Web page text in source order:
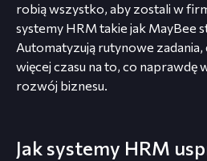
robią wszystko, aby zostali w
systemy HRM takie jak MayBee
Automatyzują rutynowe zadania,
więcej czasu na to, co naprawdę
rozwój biznesu.
Jak systemy HRM